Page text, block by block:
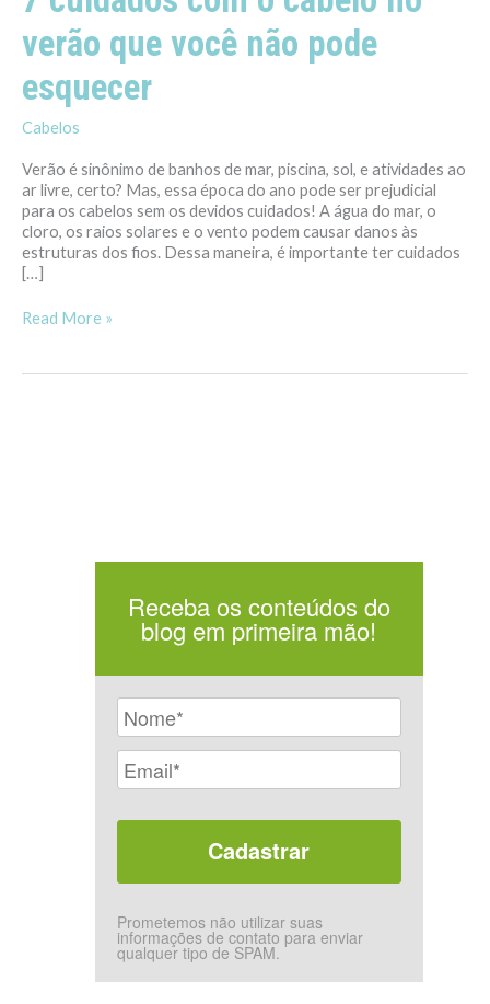
verão que você não pode
esquecer
Cabelos
Verão é sinônimo de banhos de mar, piscina, sol, e atividades ao
ar livre, certo? Mas, essa época do ano pode ser prejudicial
para os cabelos sem os devidos cuidados! A água do mar, o
cloro, os raios solares e o vento podem causar danos às
estruturas dos fios. Dessa maneira, é importante ter cuidados
[…]
Read More »
Receba os conteúdos do
blog em primeira mão!
Prometemos não utilizar suas
informações de contato para enviar
qualquer tipo de SPAM.